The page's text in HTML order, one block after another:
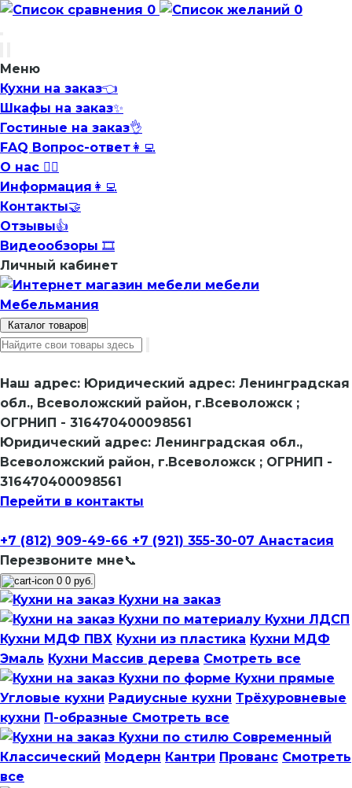
0 0
Меню
Кухни на заказ👈
Шкафы на заказ✨
Гостиные на заказ👌
FAQ Вопрос-ответ👩‍💻
О нас 🙋‍♂️
Информация👩‍💻
Контакты🤝
Отзывы👍
Видеообзоры 🎞️
Личный кабинет
Каталог товаров
Наш адрес: Юридический адрес: Ленинградская
обл., Всеволожский район, г.Всеволожск ;
ОГРНИП - 316470400098561
Юридический адрес: Ленинградская обл.,
Всеволожский район, г.Всеволожск ; ОГРНИП -
316470400098561
Перейти в контакты
+7 (812) 909-49-66 +7 (921) 355-30-07 Анастасия
Перезвоните мне📞
0 0 руб.
Кухни на заказ
Кухни по материалу Кухни ЛДСП
Кухни МДФ ПВХ Кухни из пластика Кухни МДФ
Эмаль Кухни Массив дерева Смотреть все
Кухни по форме Кухни прямые
Угловые кухни Радиусные кухни Трёхуровневые
кухни П-образные Смотреть все
Кухни по стилю Современный
Классический Модерн Кантри Прованс Смотреть
все